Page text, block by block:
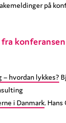
på
konferansen
hvordan lykkes?
i Danmark.